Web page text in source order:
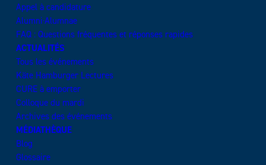
Appel à candidature
Alumni·Alumnae
FAQ : Questions fréquentes et réponses rapides
ACTUALITÉS
Tous les événements
Käte Hamburger Lectures
CURE à emporter
Colloque du mardi
Archives des événements
MÉDIATHÈQUE
Blog
Glossaire